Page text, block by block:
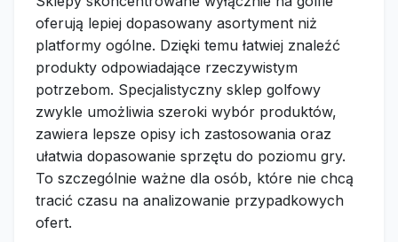
oferują lepiej dopasowany asortyment niż
platformy ogólne. Dzięki temu łatwiej znaleźć
produkty odpowiadające rzeczywistym
potrzebom. Specjalistyczny sklep golfowy
zwykle umożliwia szeroki wybór produktów,
zawiera lepsze opisy ich zastosowania oraz
ułatwia dopasowanie sprzętu do poziomu gry.
To szczególnie ważne dla osób, które nie chcą
tracić czasu na analizowanie przypadkowych
ofert.